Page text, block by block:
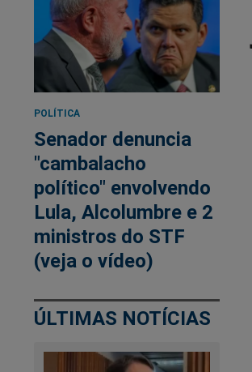
POLÍTICA
Senador denuncia
"cambalacho
político" envolvendo
Lula, Alcolumbre e 2
ministros do STF
(veja o vídeo)
ÚLTIMAS NOTÍCIAS